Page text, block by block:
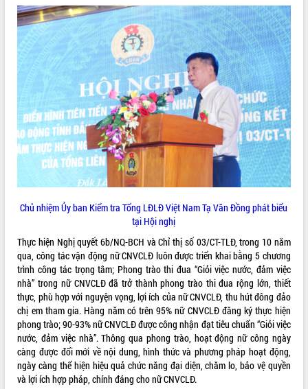
Khám bệnh, cấp phát thuốc miễn phí
và tặng quà người dân xã Cư Pui
Hội nghị UBND tỉnh Đắk Lắk thường kỳ
tháng 7/2026
Lễ truy tặng danh hiệu “Bà Mẹ Việt
Nam Anh hùng” và trao Huân chương
Lao động
UBND tỉnh Đắk Lắk triển khai nhiệm
vụ 6 tháng cuối năm 2026
Kỳ họp thứ Hai, Hội đồng nhân dân
tỉnh khóa XI quyết nghị nhiều nội dung
quan trọng
Bí thư Tỉnh ủy Lương Nguyễn Minh
Triết thăm, tặng quà người có công với
cách mạng
Rà soát, hoàn thiện hệ thống thiết chế
văn hóa, thể thao đáp ứng yêu cầu
phát triển mới
Thường trực HĐND tỉnh Đắk Lắk gặp
mặt Đoàn chuyên gia y tế TP. Hồ Chí
Minh
Lễ truy điệu và an táng hài cốt liệt sĩ
tại Nghĩa trang Liệt sĩ xã Sơn Hòa
Bàn giải pháp tháo gỡ khó khăn trong
xuất khẩu sầu riêng và triển khai quy
định EUDR
ALBUM ẢNH
THỐNG KÊ TRUY CẬP
Hôm nay: 26984
Tất cả: 66112652
Chủ nhiệm Ủy ban Kiểm tra Tổng LĐLĐ Việt Nam Tạ Văn Đồng phát biểu
tại Hội nghị
Thực hiện Nghị quyết 6b/NQ-BCH và Chỉ thị số 03/CT-TLĐ, trong 10 năm
qua, công tác vận động nữ CNVCLĐ luôn được triển khai bằng 5 chương
trình công tác trọng tâm; Phong trào thi đua “Giỏi việc nước, đảm việc
nhà” trong nữ CNVCLĐ đã trở thành phong trào thi đua rộng lớn, thiết
thực, phù hợp với nguyện vọng, lợi ích của nữ CNVCLĐ, thu hút đông đảo
chị em tham gia. Hàng năm có trên 95% nữ CNVCLĐ đăng ký thực hiện
phong trào; 90-93% nữ CNVCLĐ được công nhận đạt tiêu chuẩn “Giỏi việc
nước, đảm việc nhà”. Thông qua phong trào, hoạt động nữ công ngày
càng được đổi mới về nội dung, hình thức và phương pháp hoạt động,
ngày càng thể hiện hiệu quả chức năng đại diện, chăm lo, bảo vệ quyền
và lợi ích hợp pháp, chính đáng cho nữ CNVCLĐ.